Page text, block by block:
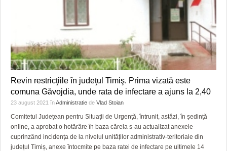
Revin restricţiile în judeţul Timiş. Prima vizată este
comuna Găvojdia, unde rata de infectare a ajuns la 2,40
23 august 2021 înAdministratie de Vlad Stoian
Comitetul Județean pentru Situații de Urgență, întrunit, astăzi, în ședință
online, a aprobat o hotărâre în baza căreia s-au actualizat anexele
cuprinzând incidența de la nivelul unităților administrativ-teritoriale din
județul Timiș, anexe întocmite pe baza ratei de infectare pe ultimele 14